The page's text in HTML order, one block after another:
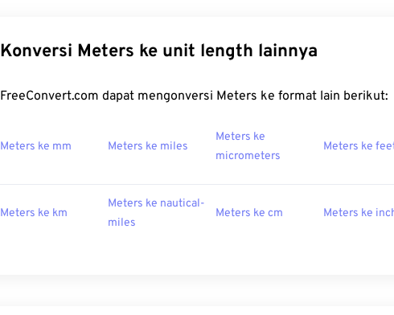
Konversi Meters ke unit length lainnya
FreeConvert.com dapat mengonversi Meters ke format lain berikut:
Meters ke mm Meters ke miles
Meters ke
micrometers
Meters ke
Meters ke km
Meters ke nautical-
miles
Meters ke cm Meters ke